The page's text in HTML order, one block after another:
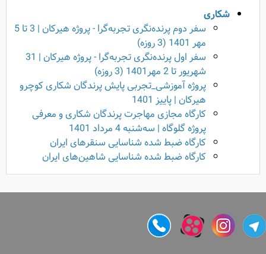
شکاری
سفر دوم پرنده‌نگری تجربه‌گرا - پروژه هیرکان | 3 تا 5
مهر 1401 (3 روزه)
سفر اول پرنده‌نگری تجربه‌گرا - پروژه هیرکان | 31
شهریور تا 2 مهر1401 (3 روزه)
پروژه آموزشی_تجربی پایش پرندگان شکاری کوچرو
هیرکان | پاییز 1401
کارگاه مجازی مهاجرت پرندگان شکاری و معرفی
پروژه گلوگاه | سه‌شنبه 4 مرداد 1401
کارگاه ضبط شده شناسایی سنقرهای ایران
کارگاه ضبط شده‌ شناسایی شاهین‌های ایران